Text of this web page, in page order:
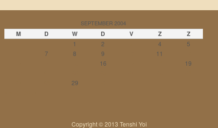
SEPTEMBER 2004
M D W D V Z Z
1 2 4 5
7 8 9 11
16 19
29
Copyright © 2013 Tenshi Yoi